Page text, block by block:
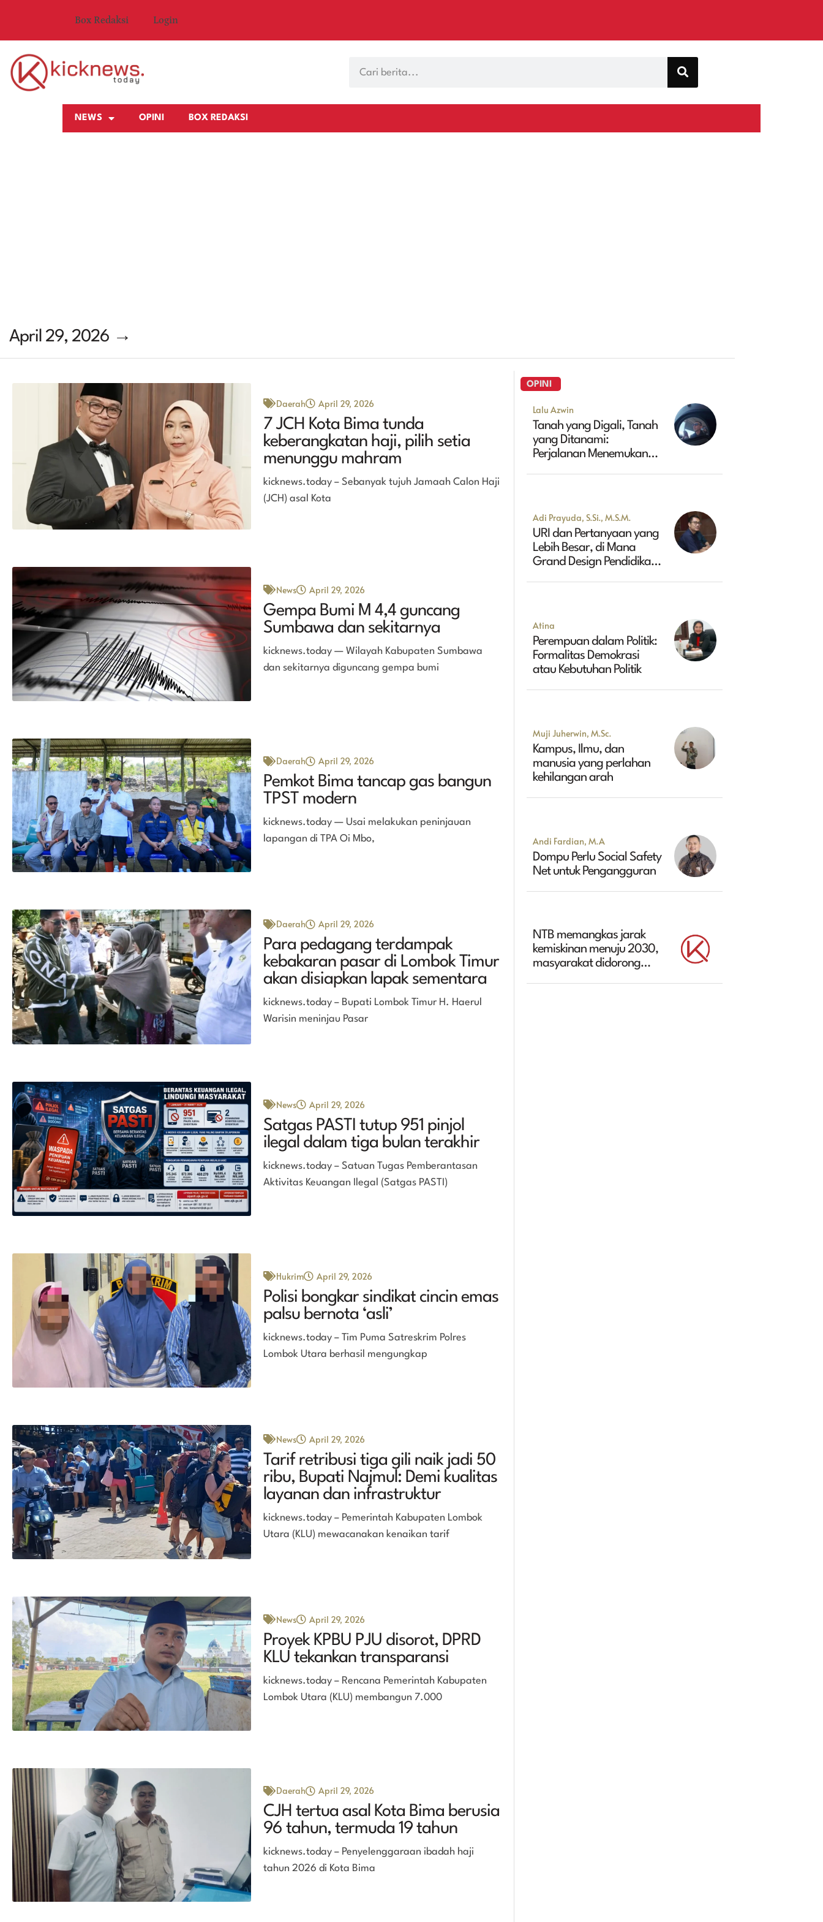
Box Redaksi Login
NEWS OPINI BOX REDAKSI
April 29, 2026 →
Daerah April 29, 2026
7 JCH Kota Bima tunda
keberangkatan haji, pilih setia
menunggu mahram
kicknews.today – Sebanyak tujuh Jamaah Calon Haji
(JCH) asal Kota
News April 29, 2026
Gempa Bumi M 4,4 guncang
Sumbawa dan sekitarnya
kicknews.today — Wilayah Kabupaten Sumbawa
dan sekitarnya diguncang gempa bumi
Daerah April 29, 2026
Pemkot Bima tancap gas bangun
TPST modern
kicknews.today — Usai melakukan peninjauan
lapangan di TPA Oi Mbo,
Daerah April 29, 2026
Para pedagang terdampak
kebakaran pasar di Lombok Timur
akan disiapkan lapak sementara
kicknews.today – Bupati Lombok Timur H. Haerul
Warisin meninjau Pasar
News April 29, 2026
Satgas PASTI tutup 951 pinjol
ilegal dalam tiga bulan terakhir
kicknews.today – Satuan Tugas Pemberantasan
Aktivitas Keuangan Ilegal (Satgas PASTI)
Hukrim April 29, 2026
Polisi bongkar sindikat cincin emas
palsu bernota ‘asli’
kicknews.today – Tim Puma Satreskrim Polres
Lombok Utara berhasil mengungkap
News April 29, 2026
Tarif retribusi tiga gili naik jadi 50
ribu, Bupati Najmul: Demi kualitas
layanan dan infrastruktur
kicknews.today – Pemerintah Kabupaten Lombok
Utara (KLU) mewacanakan kenaikan tarif
News April 29, 2026
Proyek KPBU PJU disorot, DPRD
KLU tekankan transparansi
kicknews.today – Rencana Pemerintah Kabupaten
Lombok Utara (KLU) membangun 7.000
Daerah April 29, 2026
CJH tertua asal Kota Bima berusia
96 tahun, termuda 19 tahun
kicknews.today – Penyelenggaraan ibadah haji
tahun 2026 di Kota Bima
OPINI
Lalu Azwin
Tanah yang Digali, Tanah
yang Ditanami:
Perjalanan Menemukan
Adi Prayuda, S.Si., M.S.M.
URI dan Pertanyaan yang
Lebih Besar, di Mana
Grand Design Pendidikan
Atina
Perempuan dalam Politik:
Formalitas Demokrasi
atau Kebutuhan Politik
Muji Juherwin, M.Sc.
Kampus, Ilmu, dan
manusia yang perlahan
kehilangan arah
Andi Fardian, M.A
Dompu Perlu Social Safety
Net untuk Pengangguran
NTB memangkas jarak
kemiskinan menuju 2030,
masyarakat didorong